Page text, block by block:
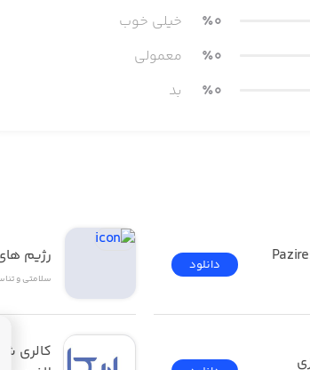
٪0
خیلی خوب
٪0
معمولی
٪0 بد
دانلود رژیم
سلامتی و